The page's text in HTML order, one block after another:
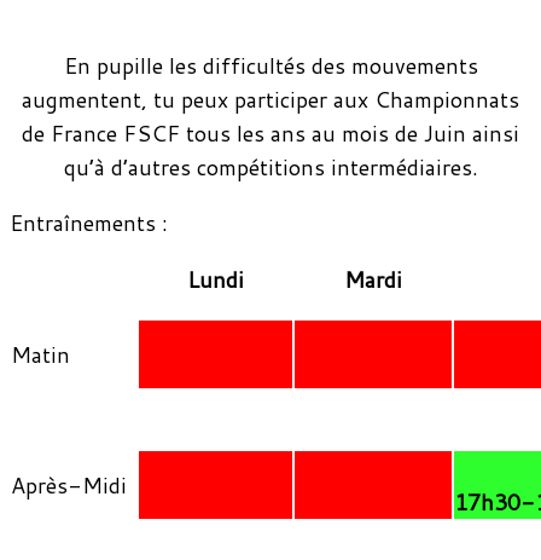
En pupille les difficultés des mouvements
augmentent, tu peux participer aux Championnats
de France FSCF tous les ans au mois de Juin ainsi
qu’à d’autres compétitions intermédiaires.
Entraînements :
Lundi
Mardi
Matin
Après-Midi
17h30-